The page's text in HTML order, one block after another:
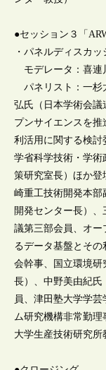
●セッション３「
・パネルディスカッ
モデレータ：喜連
パネリスト：一杉
弘氏（日本学術会議
プンサイエンスを
利活用に関する検
学省科学技術・学術
策研究室長）ほか登
崎重工技術開発本
開発センター長）
議第三部会員、オー
るデータ基盤とその
会幹事、国立環境
長）、中野美由紀
員、津田塾大学学
ム研究機構非常勤
大学生産技術研究所